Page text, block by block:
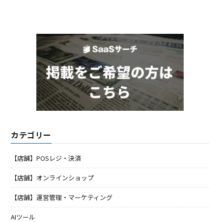
カテゴリー
【店舗】POSレジ・決済
【店舗】オンラインショップ
【店舗】運営管理・マーケティング
AIツール